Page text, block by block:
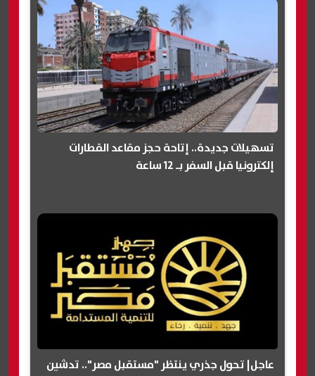
تسهيلات جديدة.. إتاحة حجز مقاعد القطارات
إلكترونيا قبل السفر بـ 12 ساعة
عاجل| تحول جذري ينتظر "مستقبل مصر".. تدشين